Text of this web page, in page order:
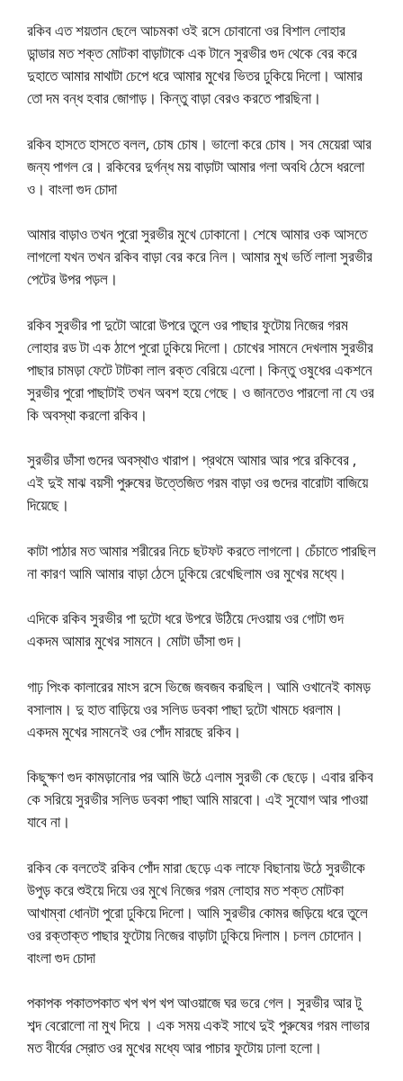
রকিব এত শয়তান ছেলে আচমকা ওই রসে চোবানো ওর বিশাল লোহার
ডান্ডার মত শক্ত মোটকা বাড়াটাকে এক টানে সুরভীর গুদ থেকে বের করে
দুহাতে আমার মাথাটা চেপে ধরে আমার মুখের ভিতর ঢুকিয়ে দিলো। আমার
তো দম বন্ধ হবার জোগাড়। কিন্তু বাড়া বেরও করতে পারছিনা।
রকিব হাসতে হাসতে বলল, চোষ চোষ। ভালো করে চোষ। সব মেয়েরা আর
জন্য পাগল রে। রকিবের দুর্গন্ধ ময় বাড়াটা আমার গলা অবধি ঠেসে ধরলো
ও। বাংলা গুদ চোদা
আমার বাড়াও তখন পুরো সুরভীর মুখে ঢোকানো। শেষে আমার ওক আসতে
লাগলো যখন তখন রকিব বাড়া বের করে নিল। আমার মুখ ভর্তি লালা সুরভীর
পেটের উপর পড়ল।
রকিব সুরভীর পা দুটো আরো উপরে তুলে ওর পাছার ফুটোয় নিজের গরম
লোহার রড টা এক ঠাপে পুরো ঢুকিয়ে দিলো। চোখের সামনে দেখলাম সুরভীর
পাছার চামড়া ফেটে টাটকা লাল রক্ত বেরিয়ে এলো। কিন্তু ওষুধের একশনে
সুরভীর পুরো পাছাটাই তখন অবশ হয়ে গেছে। ও জানতেও পারলো না যে ওর
কি অবস্থা করলো রকিব।
সুরভীর ডাঁসা গুদের অবস্থাও খারাপ। প্রথমে আমার আর পরে রকিবের ,
এই দুই মাঝ বয়সী পুরুষের উত্তেজিত গরম বাড়া ওর গুদের বারোটা বাজিয়ে
দিয়েছে।
কাটা পাঠার মত আমার শরীরের নিচে ছটফট করতে লাগলো। চেঁচাতে পারছিল
না কারণ আমি আমার বাড়া ঠেসে ঢুকিয়ে রেখেছিলাম ওর মুখের মধ্যে।
এদিকে রকিব সুরভীর পা দুটো ধরে উপরে উঠিয়ে দেওয়ায় ওর গোটা গুদ
একদম আমার মুখের সামনে। মোটা ডাঁসা গুদ।
গাঢ় পিংক কালারের মাংস রসে ভিজে জবজব করছিল। আমি ওখানেই কামড়
বসালাম। দু হাত বাড়িয়ে ওর সলিড ডবকা পাছা দুটো খামচে ধরলাম।
একদম মুখের সামনেই ওর পোঁদ মারছে রকিব।
কিছুক্ষণ গুদ কামড়ানোর পর আমি উঠে এলাম সুরভী কে ছেড়ে। এবার রকিব
কে সরিয়ে সুরভীর সলিড ডবকা পাছা আমি মারবো। এই সুযোগ আর পাওয়া
যাবে না।
রকিব কে বলতেই রকিব পোঁদ মারা ছেড়ে এক লাফে বিছানায় উঠে সুরভীকে
উপুড় করে শুইয়ে দিয়ে ওর মুখে নিজের গরম লোহার মত শক্ত মোটকা
আখাম্বা ধোনটা পুরো ঢুকিয়ে দিলো। আমি সুরভীর কোমর জড়িয়ে ধরে তুলে
ওর রক্তাক্ত পাছার ফুটোয় নিজের বাড়াটা ঢুকিয়ে দিলাম। চলল চোদোন।
বাংলা গুদ চোদা
পকাপক পকাতপকাত খপ খপ খপ আওয়াজে ঘর ভরে গেল। সুরভীর আর টু
শব্দ বেরোলো না মুখ দিয়ে । এক সময় একই সাথে দুই পুরুষের গরম লাভার
মত বীর্যের স্রোত ওর মুখের মধ্যে আর পাচার ফুটোয় ঢালা হলো।